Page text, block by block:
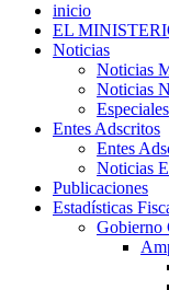
inicio
EL
Noticias
Noticias
Noticias
Especiales
Entes Adscritos
Entes
Noticias
Publicaciones
Estadísticas
Gobierno